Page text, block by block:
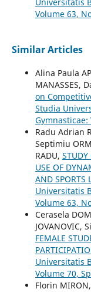
Volume 63,
Similar Articles
Alina Paula
MANASSES,
on
Studia
Radu Adrian
Septimiu
RADU, STUDY
USE OF
AND SPORTS
Universitatis
Volume 63,
Cerasela
JOVANOVIC,
FEMALE
Universitatis
Volume 70,
Florin